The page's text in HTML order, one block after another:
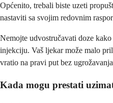
Općenito, trebali biste uzeti
nastaviti sa svojim redovnim
Nemojte udvostručavati doze
injekciju. Vaš ljekar može malo
vratio na pravi put bez
Kada mogu prestati